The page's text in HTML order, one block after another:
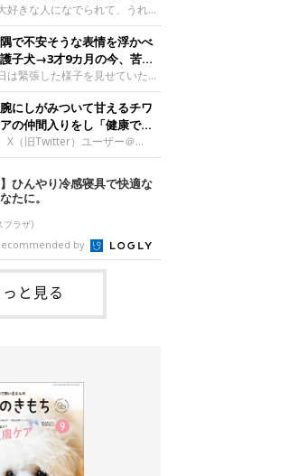
ちゃん（撮影時生後2カ月）＠
お迎え当初の神楽
子について教えてください。飼
「お迎え当日から“ヘソ天”で寝
でし
のなっちゃん。@Pkndg_紹介
X（旧Twitter）ユーザー
んの愛犬・なっちゃん（取材
月／柴犬）。こちらの写真
ゃんが生後2カ月のころに撮影
です。この日、なっちゃんは家
おもちゃで遊んでいました。た
で疲れたのか、その後は眠り始
す。眠るなっちゃん。
ほっこり
好きな人になでられて、うれし
を見せる元保護犬。甘えるよう
ているこちらまでほっこりしま
な“お姉ちゃん”に甘える小次郎
になでてもらい、うれしそうな
る小次郎くん（2026年6月撮
紹介するのは、X（旧
ーザー@mika_Jimmyさんの愛
くん（撮影時5才）。こちら
さんの妹さんと一緒に散歩をし
さんは実家から自宅へ帰る途
と公園で待ち合わせ
で不安そうな表情を浮かべ
子犬→3才9カ月の今、苦手
もしいコに成長！
は緊張した様子を見せていた元
子犬。あれから約3年半、苦手
を一つひとつ克服し、家族に寄
見せています。お迎え当日、ケ
不安そうにお迎え当日のシルビ
@nemonemotos今回紹介する
旧Twitter）ユーザー
さんの愛犬・シルビアち
当時、生後推定2カ月）。飼い
#最初に撮った一枚」として投
には、ケージの隅で不安そうな
べるシルビアちゃんの姿が写っ
。こちらは、保護犬だったシル
にしがみついて甘えるチワ
の仲間入りをし「健康で穏
しが続いてほしい」と願う
X（旧Twitter）ユーザー＠
さんが投稿した写真。写
は、愛犬でチワワのつぶしゃん
つぶちゃん）です。飼い主さん
みつくつぶしゃん（撮影時6
撮影当時の状況に
と、飼い主さんはこう教えてく
飼い主さん： 「ある休日のこ
がソファに座った途端にひざの
きたので、そのままなでながら
ていたのですが、微動だにしな
なって見てみると、腕にしがみ
】ひんやり冷感寝具で快適な
たに。
プラザ)
by
と見る